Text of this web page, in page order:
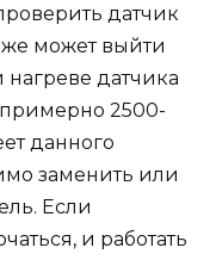
датчик
может выйти
датчика
примерно 2500-
данного
заменить или
Если
и работать